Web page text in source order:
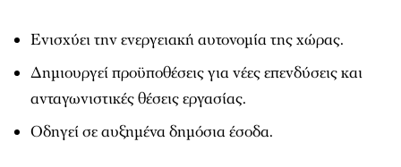
Ενισχύει την ενεργειακή αυτονομία της χώρας.
Δημιουργεί προϋποθέσεις για νέες επενδύσεις και
ανταγωνιστικές θέσεις εργασίας.
Οδηγεί σε αυξημένα δημόσια έσοδα.